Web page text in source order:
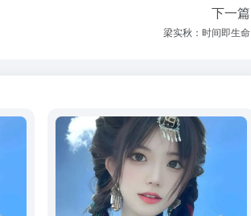
下一篇
梁实秋：时间即生命